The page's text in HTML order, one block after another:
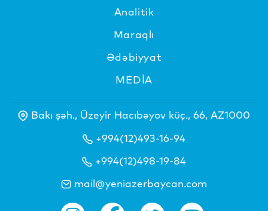
Analitik
Maraqlı
Ədəbiyyat
MEDİA
Bakı şəh., Üzeyir Hacıbəyov küç., 66, AZ1000
+994(12)493-16-94
+994(12)498-19-84
mail@yeniazerbaycan.com